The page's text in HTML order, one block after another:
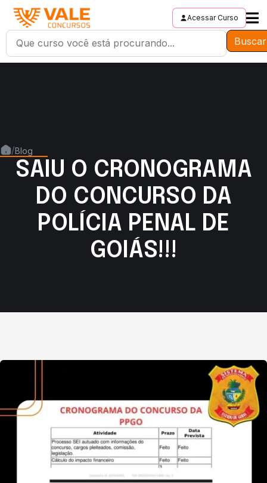
Acessar Curso
Buscar
/Blog
SAIU O CRONOGRAMA
DO CONCURSO DA
POLÍCIA PENAL DE
GOIÁS!!!